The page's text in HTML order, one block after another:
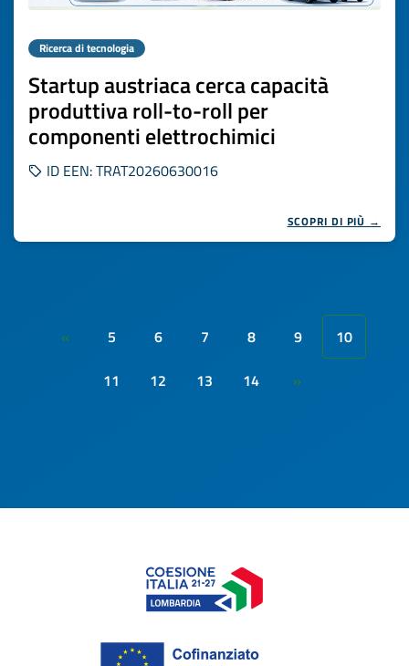
Ricerca di tecnologia
Startup austriaca cerca capacità
produttiva roll-to-roll per
componenti elettrochimici
ID EEN: TRAT20260630016
SCOPRI DI PIÙ →
« 5 6 7 8 9
10
11
12 13 14 »